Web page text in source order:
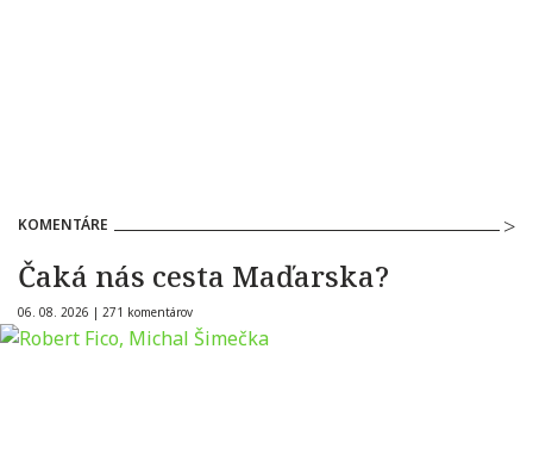
KOMENTÁRE
Čaká nás cesta Maďarska?
06. 08. 2026 | 271 komentárov